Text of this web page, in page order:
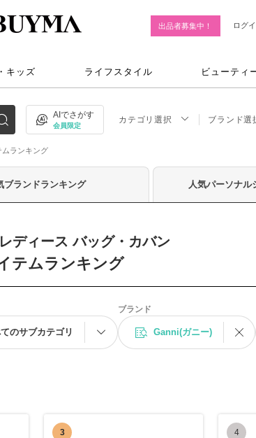
出品者募集中！ ログ
キッズ ライフスタイル ビューティ
AIでさがす
会員限定
カテゴリ選択 ブランド選
ムランキング
ブランドランキング 人気パーソナル
ディース バッグ・カバン
テムランキング
のサブカテゴリ
ブランド
Ganni(ガニー)
3 4